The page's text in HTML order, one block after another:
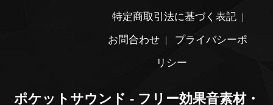
特定商取引法に基づく表記
お問合わせ
プライバシーポ
リシー
ポケットサウンド - フリー効果音素材・